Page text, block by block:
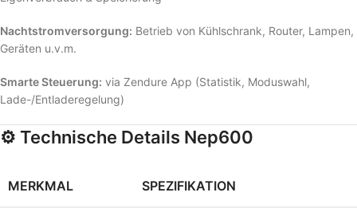
Nachtstromversorgung: Betrieb von Kühlschrank, Router, Lampen,
Geräten u.v.m.
Smarte Steuerung: via Zendure App (Statistik, Moduswahl,
Lade-/Entladeregelung)
⚙️ Technische Details Nep600
MERKMAL SPEZIFIKATION